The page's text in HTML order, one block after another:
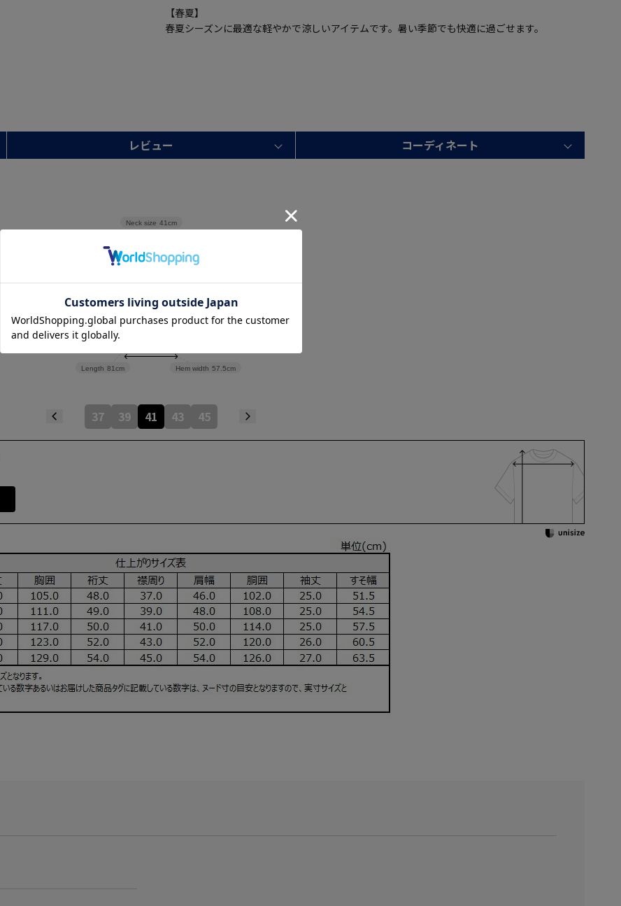
【春夏】
春夏シーズンに最適な軽やかで涼しいアイテムです。暑い季節でも快適に過ごせます。
レビュー コーディネート
Hem width 57.5cm
Neck size 41cm
Length 81cm
37 39 41 43 45